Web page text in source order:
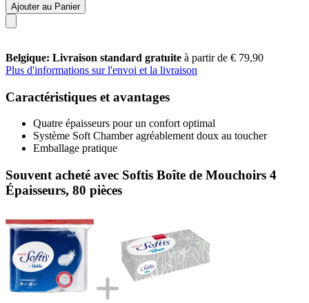
Ajouter au Panier
Belgique: Livraison standard gratuite à partir de € 79,90
Plus d'informations sur l'envoi et la livraison
Caractéristiques et avantages
Quatre épaisseurs pour un confort optimal
Système Soft Chamber agréablement doux au toucher
Emballage pratique
Souvent acheté avec Softis Boîte de Mouchoirs 4
Épaisseurs, 80 pièces